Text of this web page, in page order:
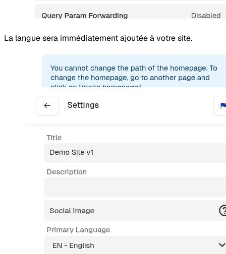
La langue sera immédiatement ajoutée à votre site.